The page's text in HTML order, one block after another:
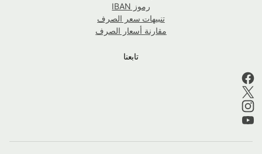
رموز IBAN
تنبيهات سعر الصرف
مقارنة أسعار الصرف
تابعنا